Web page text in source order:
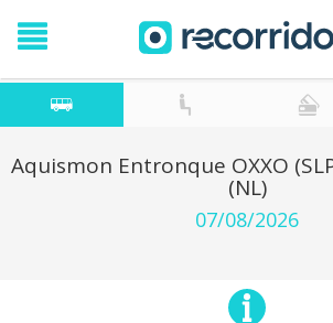
Aquismon Entronque OXXO
(NL)
07/08/2026